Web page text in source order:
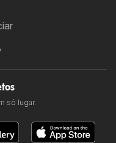
só lugar.